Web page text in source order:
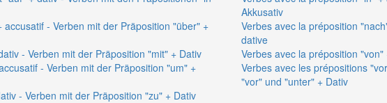
Akkusativ
- Verben mit der Präposition "über" +
Verbes avec la préposition
dative
- Verben mit der Präposition "mit" + Dativ
Verbes avec la préposition
- Verben mit der Präposition "um" +
Verbes avec les prépositions
"vor" und "unter" + Dativ
- Verben mit der Präposition "zu" + Dativ